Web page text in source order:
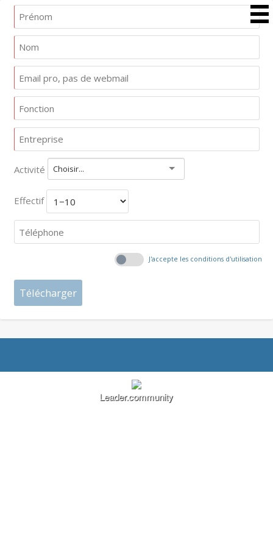
Activité Choisir...
Effectif
J'accepte les conditions d'utilisation
Leader.community